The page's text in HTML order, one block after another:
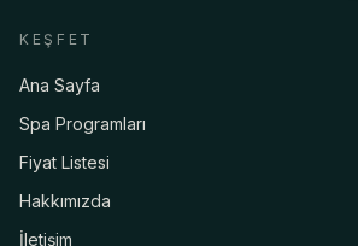
KEŞFET
Ana Sayfa
Spa Programları
Fiyat Listesi
Hakkımızda
İletişim